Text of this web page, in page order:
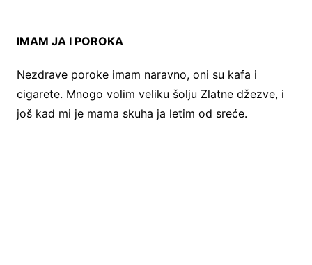
IMAM JA I POROKA
Nezdrave poroke imam naravno, oni su kafa i
cigarete. Mnogo volim veliku šolju Zlatne džezve, i
još kad mi je mama skuha ja letim od sreće.